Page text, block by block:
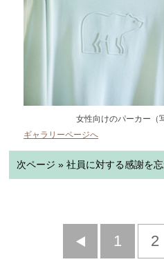
女性向けのパーカー（
ギャラリーページへ
次ページ » 社員に対する感謝を
前
1 2